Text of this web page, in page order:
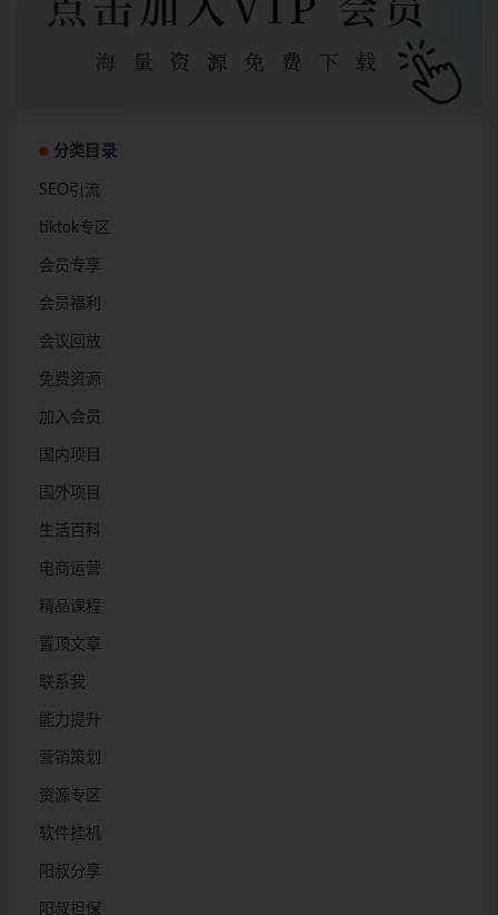
分类目录
SEO引流
tiktok专区
会员专享
会员福利
会议回放
免费资源
加入会员
国内项目
国外项目
生活百科
电商运营
精品课程
置顶文章
联系我
能力提升
营销策划
资源专区
软件挂机
阳叔分享
阳叔担保